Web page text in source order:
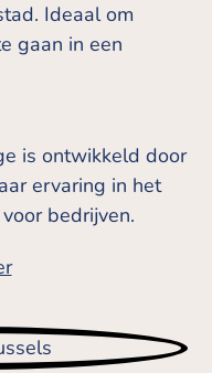
Ideaal om
gaan in een
is ontwikkeld door
ervaring in het
bedrijven.